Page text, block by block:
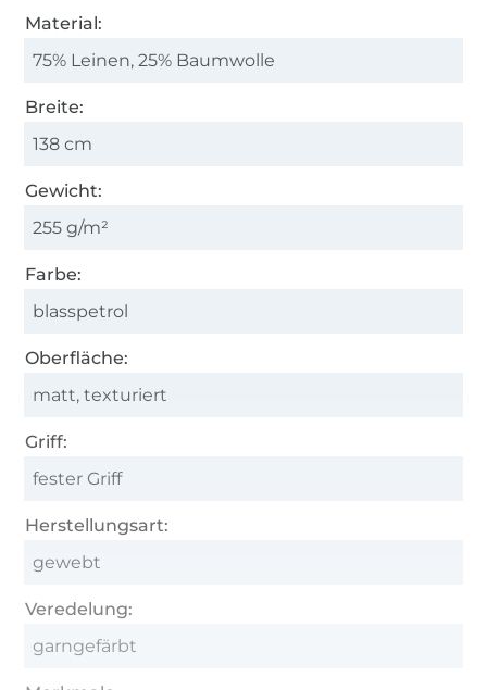
Material:
75% Leinen, 25% Baumwolle
Breite:
138 cm
Gewicht:
255 g/m²
Farbe:
blasspetrol
Oberfläche:
matt, texturiert
Griff:
fester Griff
Herstellungsart:
gewebt
Veredelung:
garngefärbt